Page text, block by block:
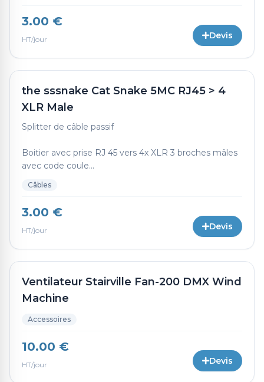
3.00 €
HT/jour Devis
the sssnake Cat Snake 5MC RJ45 > 4
XLR Male
Splitter de câble passif
Boitier avec prise RJ 45 vers 4x XLR 3 broches mâles
avec code coule...
Câbles
3.00 €
HT/jour Devis
Ventilateur Stairville Fan-200 DMX Wind
Machine
Accessoires
10.00 €
HT/jour Devis